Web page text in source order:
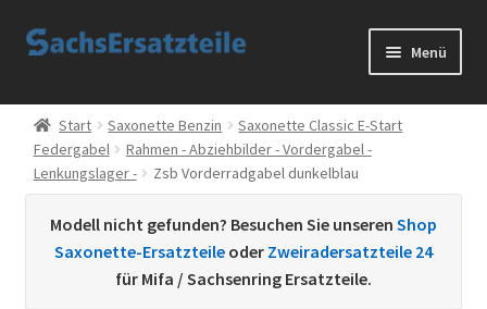
Zur
Zum
Menü
Start
AGB
Datenschutzerklärung
Start Saxonette Benzin
Saxonette Classic E-Start
Federgabel
Rahmen - Abziehbilder - Vordergabel -
Lenkungslager -
Zsb Vorderradgabel dunkelblau
Modell nicht gefunden? Besuchen Sie unseren Shop
Saxonette-Ersatzteile oder Zweiradersatzteile 24
für Mifa / Sachsenring Ersatzteile.